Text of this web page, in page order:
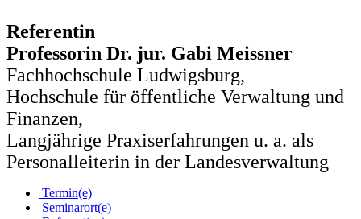
Referentin
Professorin Dr. jur. Gabi Meissner
Fachhochschule Ludwigsburg,
Hochschule für öffentliche Verwaltung und
Finanzen,
Langjährige Praxiserfahrungen u. a. als
Personalleiterin in der Landesverwaltung
Termin(e)
Seminarort(e)